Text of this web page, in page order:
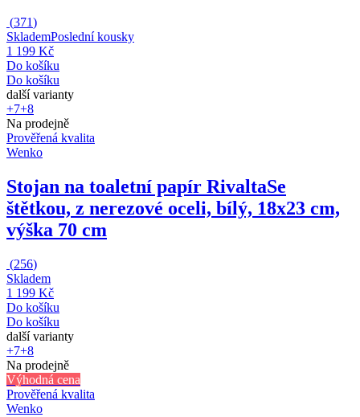
(371)
SklademPoslední kousky
1 199 Kč
Do košíku
Do košíku
další varianty
+7+8
Na prodejně
Prověřená kvalita
Wenko
Stojan na toaletní papír RivaltaSe
štětkou, z nerezové oceli, bílý, 18x23 cm,
výška 70 cm
(256)
Skladem
1 199 Kč
Do košíku
Do košíku
další varianty
+7+8
Na prodejně
Výhodná cena
Prověřená kvalita
Wenko